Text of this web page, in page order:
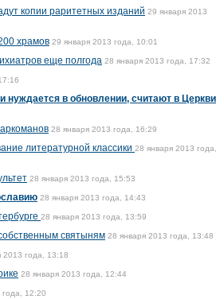
копии раритетных изданий 29 января 2013
храмов 29 января 2013 года, 10:01
еще полгода 28 января 2013 года, 17:32
нуждается в обновлении, считают в Церкви
28 января 2013 года, 16:29
литературной классики 28 января 2013 года,
28 января 2013 года, 15:53
28 января 2013 года, 14:43
28 января 2013 года, 13:59
святыням 28 января 2013 года, 13:48
2013 года, 13:18
28 января 2013 года, 12:44
12:20